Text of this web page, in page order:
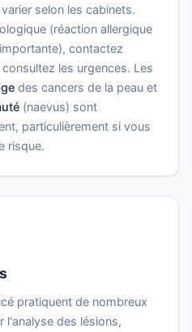
selon les cabinets.
(réaction allergique
contactez
les urgences. Les
des cancers de la peau et
(naevus) sont
particulièrement si vous
risque.
pratiquent de nombreux
l'analyse des lésions,